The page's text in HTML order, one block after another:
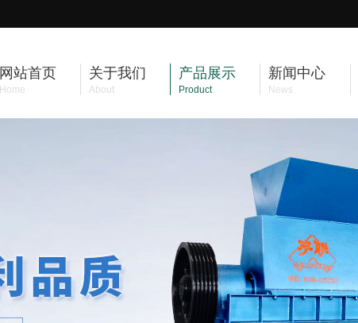
网站首页
Home
关于我们
About
产品展示
Product
新闻中心
News